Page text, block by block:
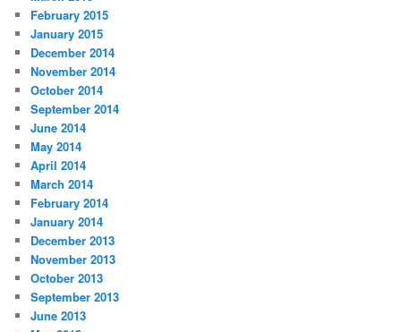
February 2015
January 2015
December 2014
November 2014
October 2014
September 2014
June 2014
May 2014
April 2014
March 2014
February 2014
January 2014
December 2013
November 2013
October 2013
September 2013
June 2013